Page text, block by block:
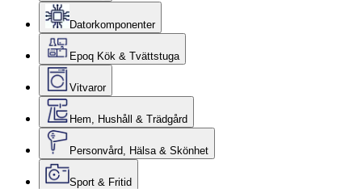
Datorkomponenter
Epoq Kök & Tvättstuga
Vitvaror
Hem, Hushåll & Trädgård
Personvård, Hälsa & Skönhet
Sport & Fritid